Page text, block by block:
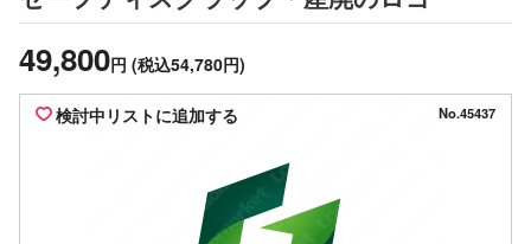
49,800円 (税込54,780円)
検討中リストに追加する No.45437